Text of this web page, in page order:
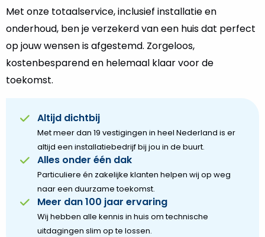
Met onze totaalservice, inclusief installatie en
onderhoud, ben je verzekerd van een huis dat perfect
op jouw wensen is afgestemd. Zorgeloos,
kostenbesparend en helemaal klaar voor de
toekomst.
Altijd dichtbij
Met meer dan 19 vestigingen in heel Nederland is er
altijd een installatiebedrijf bij jou in de buurt.
Alles onder één dak
Particuliere én zakelijke klanten helpen wij op weg
naar een duurzame toekomst.
Meer dan 100 jaar ervaring
Wij hebben alle kennis in huis om technische
uitdagingen slim op te lossen.